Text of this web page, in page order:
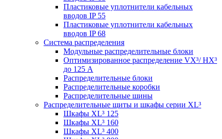
Пластиковые уплотнители кабельных
вводов IP 55
Пластиковые уплотнители кабельных
вводов IP 68
Система распределения
Модульные распределительные блоки
Оптимизированное распределение VX³/ HX³
до 125 А
Распределительные блоки
Распределительные коробки
Распределительные шины
Распределительные щиты и шкафы серии XL³
Шкафы XL³ 125
Шкафы XL³ 160
Шкафы XL³ 400